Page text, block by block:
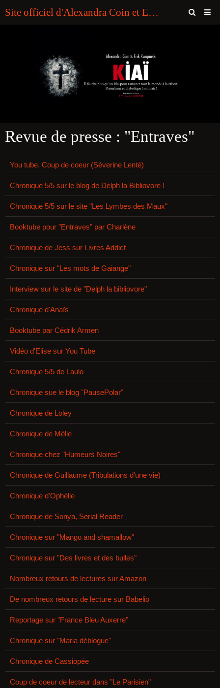
Site officiel d'Alexandra Coin et Erik Kwapinski (Editions SOUNY. "Plumes Noires")
ABONNEMENT A LA NEWSLETTER DES AUTEURS
Casino En Ligne Sans Verification
Casino En Ligne Sans Verification
Revue de presse : "Entraves"
You tube. Coup de coeur (Séverine Lenté)
Chronique 5/5 sur le blog de Delph la Bibliovore !
Chronique 5/5 sur le site "Les Lymbes des Maux"
Booktube pour "Entraves" par Charlène
Chronique de Jess sur Livres Addict
Chronique sur "Les mots de Gaiange"
Interview sur le site de "Delph la bibliovore"
Chronique d'Anaïs
Booktube par Cédrik Armen
Vidéo d'Elise sur You Tube
Chronique 5/5 de Laulo
Chronique sue le blog "PausePolar"
Chronique de Loley
Chronique de Mélie
Chronique chez "Humeurs Noires"
Chronique de Guillaume (Tribulations d'une vie)
Chronique d'Ophélie
Chronique de Sonya, Serial Reader
Chronique sur "Mango and shamallow"
Chronique sur "Des livres et des bulles"
Nombreux retours de lectures sur Amazon
De nombreux retours de lecture sur Babelio
Reportage sur "France Bleu Auxerre"
Chronique sur "Maria déblogue"
Chronique de Cassiopée
Coup de coeur de lecteur dans "Le Parisien"